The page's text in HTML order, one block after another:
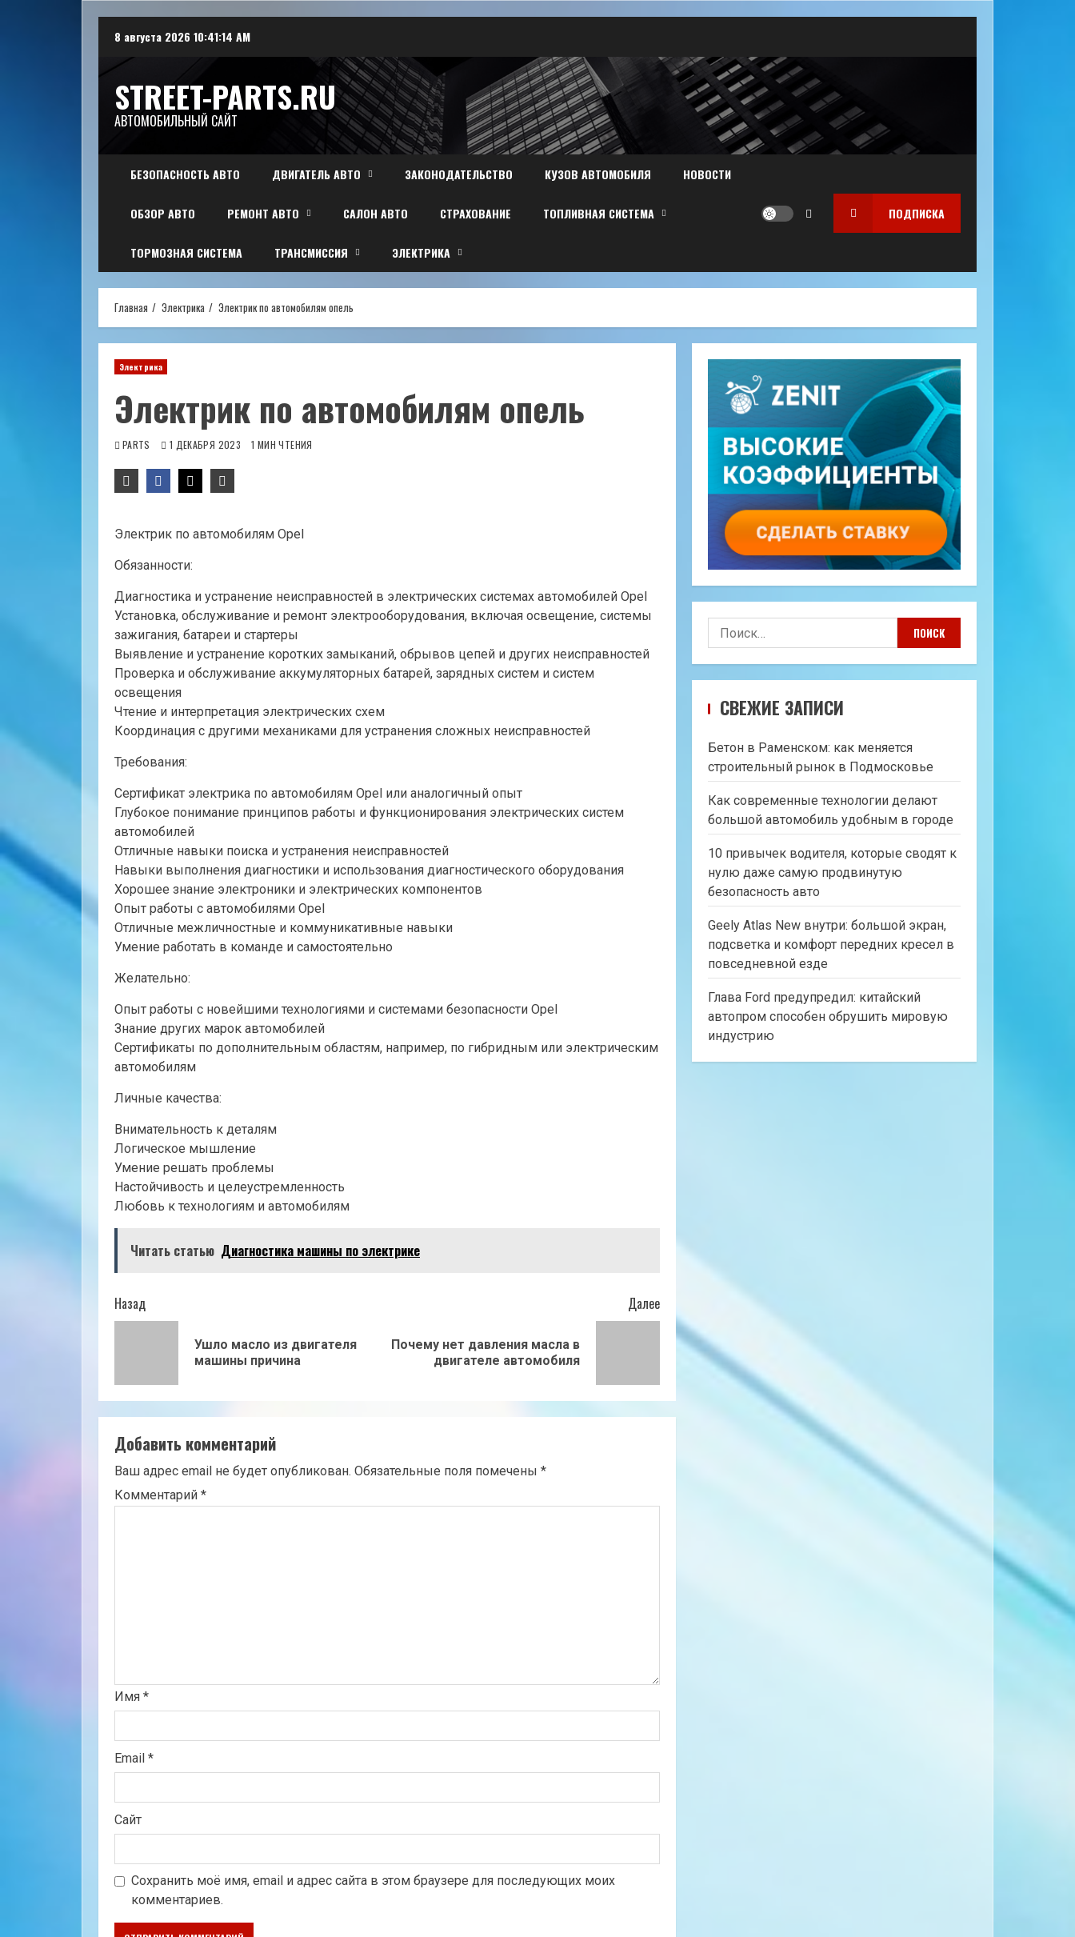
содержимому
8 августа 2026 10:41:15 AM
STREET-PARTS.RU
АВТОМОБИЛЬНЫЙ САЙТ
БЕЗОПАСНОСТЬ АВТО ДВИГАТЕЛЬ АВТО ЗАКОНОДАТЕЛЬСТВО КУЗОВ АВТОМОБИЛЯ НОВОСТИ
ОБЗОР АВТО РЕМОНТ АВТО САЛОН АВТО СТРАХОВАНИЕ ТОПЛИВНАЯ СИСТЕМА
ТОРМОЗНАЯ СИСТЕМА ТРАНСМИССИЯ ЭЛЕКТРИКА
ПОДПИСКА
Главная Электрика Электрик по автомобилям опель
Электрика
Электрик по автомобилям опель
PARTS 1 ДЕКАБРЯ 2023 1 МИН ЧТЕНИЯ
Электрик по автомобилям Opel
Обязанности:
Диагностика и устранение неисправностей в электрических системах автомобилей Opel
Установка, обслуживание и ремонт электрооборудования, включая освещение, системы
зажигания, батареи и стартеры
Выявление и устранение коротких замыканий, обрывов цепей и других неисправностей
Проверка и обслуживание аккумуляторных батарей, зарядных систем и систем
освещения
Чтение и интерпретация электрических схем
Координация с другими механиками для устранения сложных неисправностей
Требования:
Сертификат электрика по автомобилям Opel или аналогичный опыт
Глубокое понимание принципов работы и функционирования электрических систем
автомобилей
Отличные навыки поиска и устранения неисправностей
Навыки выполнения диагностики и использования диагностического оборудования
Хорошее знание электроники и электрических компонентов
Опыт работы с автомобилями Opel
Отличные межличностные и коммуникативные навыки
Умение работать в команде и самостоятельно
Желательно:
Опыт работы с новейшими технологиями и системами безопасности Opel
Знание других марок автомобилей
Сертификаты по дополнительным областям, например, по гибридным или электрическим
автомобилям
Личные качества:
Внимательность к деталям
Логическое мышление
Умение решать проблемы
Настойчивость и целеустремленность
Любовь к технологиям и автомобилям
Читать статью Диагностика машины по электрике
Продолжить
Назад
Предыдущая
Ушло масло из двигателя
машины причина
Далее
Следующая
Почему нет давления масла в
двигателе автомобиля
Добавить комментарий
Ваш адрес email не будет опубликован. Обязательные поля помечены *
Комментарий *
Имя *
Email *
Сайт
Сохранить моё имя, email и адрес сайта в этом браузере для последующих моих
комментариев.
Найти:
СВЕЖИЕ ЗАПИСИ
Бетон в Раменском: как меняется
строительный рынок в Подмосковье
Как современные технологии делают
большой автомобиль удобным в городе
10 привычек водителя, которые сводят к
нулю даже самую продвинутую
безопасность авто
Geely Atlas New внутри: большой экран,
подсветка и комфорт передних кресел в
повседневной езде
Глава Ford предупредил: китайский
автопром способен обрушить мировую
индустрию